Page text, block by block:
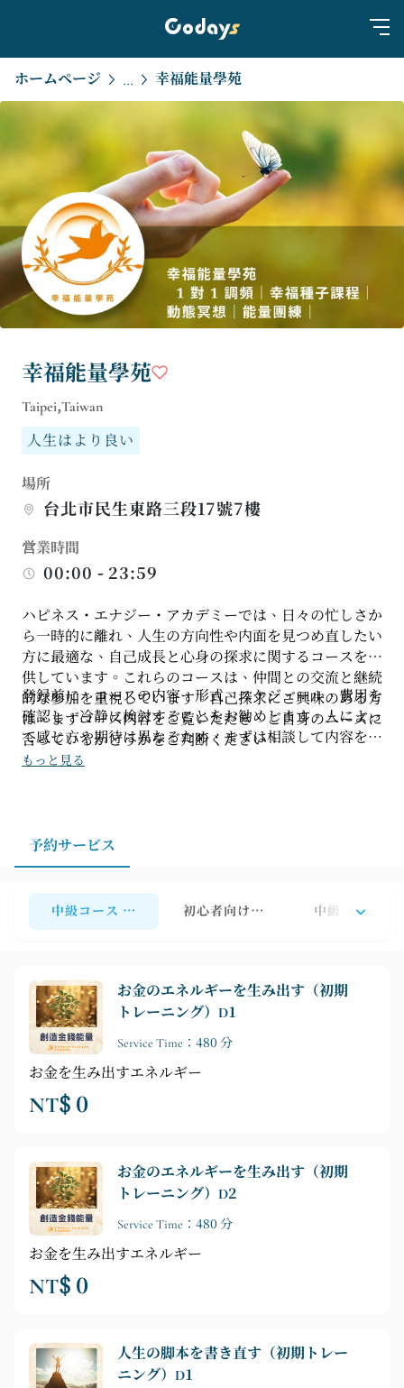
ホームページ ... 幸福能量學苑
幸福能量學苑
Taipei,Taiwan
人生はより良い
場所
台北市民生東路三段17號7樓
営業時間
00:00 - 23:59
ハピネス・エナジー・アカデミーでは、日々の忙しさか
ら一時的に離れ、人生の方向性や内面を見つめ直したい
方に最適な、自己成長と心身の探求に関するコースを提
供しています。これらのコースは、仲間との交流と継続
的な参加を重視しています。自己探求にご興味のある方
は、まずコース内容をご覧いただき、ご自身のニーズに
合っているかどうかをご判断ください。
登録前に、コースの内容、形式、スケジュール、費用を
確認し、冷静に検討することをお勧めします。人によっ
て感じ方や期待は異なるため、まずは相談して内容を明
確に理解した上で参加するかどうかを決めるのが賢明で
とも重要です。
もっと見る
予約サービス
中級コース ～ 初級トレーニングセクション
初心者向けワークショップ中級・上級コ
お金のエネルギーを生み出す（初期
トレーニング）D1
Service Time：480 分
お金を生み出すエネルギー
NT$ 0
お金のエネルギーを生み出す（初期
トレーニング）D2
Service Time：480 分
お金を生み出すエネルギー
NT$ 0
人生の脚本を書き直す（初期トレー
ニング）D1